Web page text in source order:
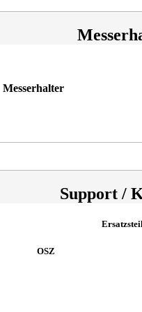
Messerhalter
Support /
OSZ